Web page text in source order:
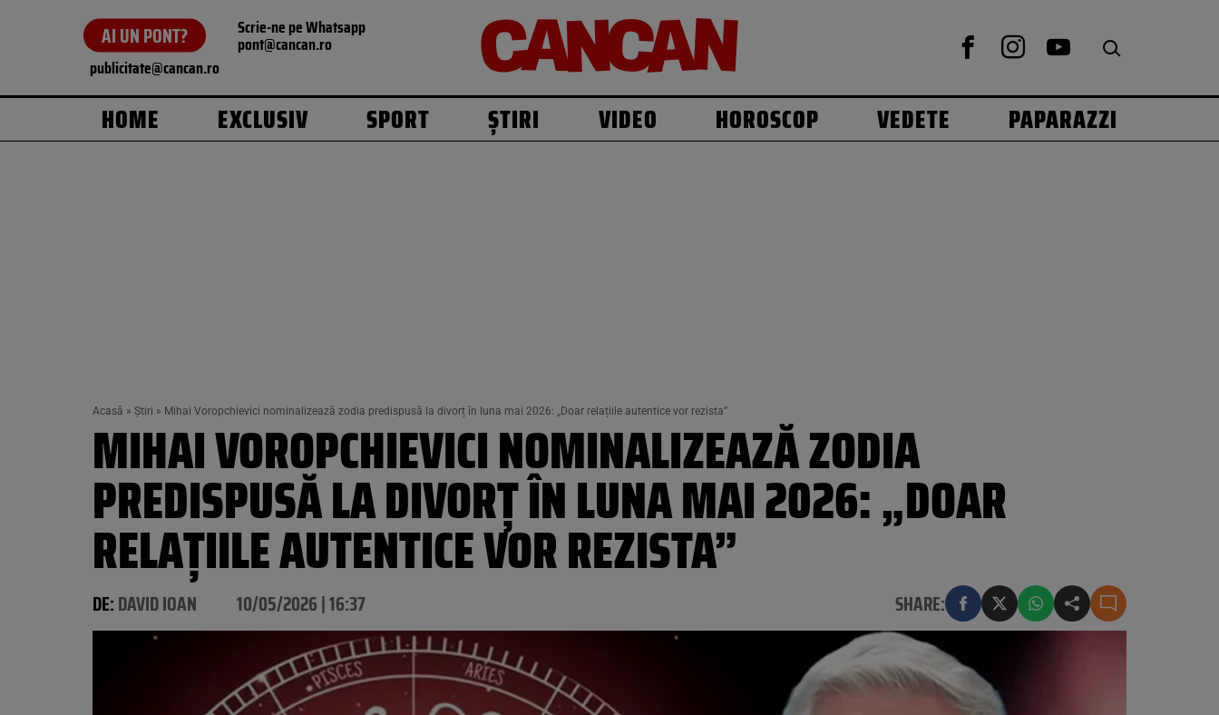
AI UN PONT? Scrie-ne pe Whatsapp
pont@cancan.ro
publicitate@cancan.ro
HOME EXCLUSIV SPORT ȘTIRI VIDEO HOROSCOP VEDETE PAPARAZZI
Acasă » Știri » Mihai Voropchievici nominalizează zodia predispusă la divorț în luna mai 2026: „Doar relațiile autentice vor rezista”
MIHAI VOROPCHIEVICI NOMINALIZEAZĂ ZODIA
PREDISPUSĂ LA DIVORȚ ÎN LUNA MAI 2026: „DOAR
RELAȚIILE AUTENTICE VOR REZISTA”
DE:DAVID IOAN 10/05/2026 | 16:37 SHARE: